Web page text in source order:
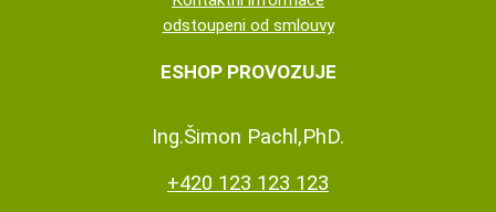
odstoupeni od smlouvy
ESHOP PROVOZUJE
Ing.Šimon Pachl,PhD.
+420 123 123 123